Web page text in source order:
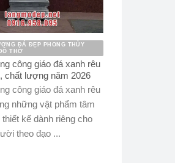
ĐÁ ĐẸP PHONG THỦY
THỜ
công giáo đá xanh rêu
chất lượng năm 2026
công giáo đá xanh rêu
những vật phẩm tâm
kế dành riêng cho
theo đạo ...